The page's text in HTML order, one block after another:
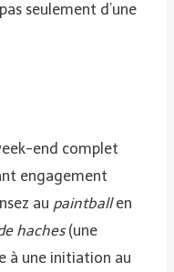
seulement d’une
end complet
engagement
au paintballen
haches(une
à une initiation au